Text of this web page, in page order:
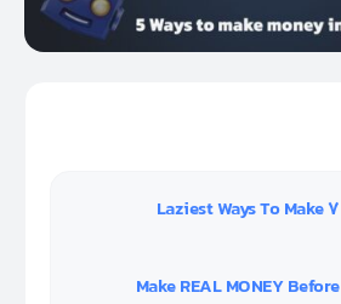
کد تپ سواپ ۷ Laziest Ways To Make
کد تپ سواپ Make REAL MONEY Before